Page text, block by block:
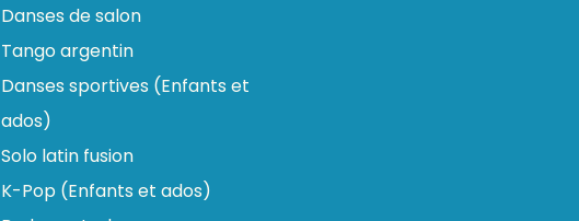
Danses de salon
Tango argentin
Danses sportives (Enfants et
ados)
Solo latin fusion
K-Pop (Enfants et ados)